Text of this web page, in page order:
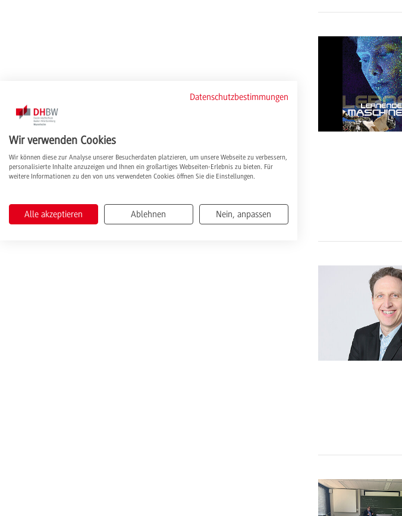
Datenschutzbestimmungen
Wir verwenden Cookies
Wir können diese zur Analyse unserer Besucherdaten platzieren, um unsere Webseite zu verbessern,
personalisierte Inhalte anzuzeigen und Ihnen ein großartiges Webseiten-Erlebnis zu bieten. Für
weitere Informationen zu den von uns verwendeten Cookies öffnen Sie die Einstellungen.
Alle akzeptieren Ablehnen Nein, anpassen